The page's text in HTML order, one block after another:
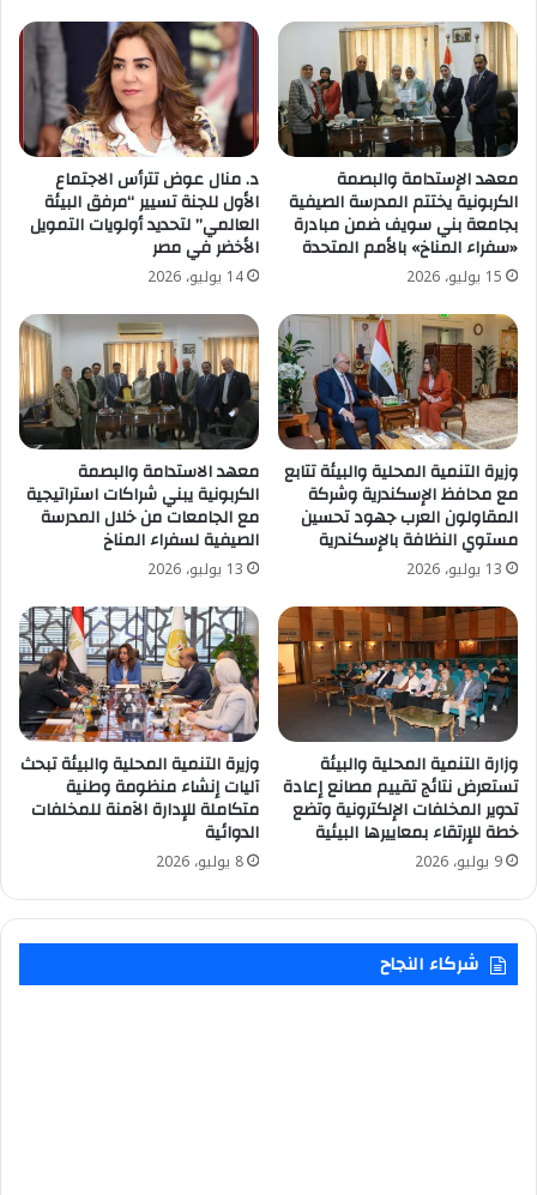
معهد الإستدامة والبصمة
الكربونية يختتم المدرسة الصيفية
بجامعة بني سويف ضمن مبادرة
«سفراء المناخ» بالأمم المتحدة
15 يوليو، 2026
د. منال عوض تترأس الاجتماع
الأول للجنة تسيير “مرفق البيئة
العالمي” لتحديد أولويات التمويل
الأخضر في مصر
14 يوليو، 2026
وزيرة التنمية المحلية والبيئة تتابع
مع محافظ الإسكندرية وشركة
المقاولون العرب جهود تحسين
مستوي النظافة بالإسكندرية
13 يوليو، 2026
معهد الاستدامة والبصمة
الكربونية يبني شراكات استراتيجية
مع الجامعات من خلال المدرسة
الصيفية لسفراء المناخ
13 يوليو، 2026
وزارة التنمية المحلية والبيئة
تستعرض نتائج تقييم مصانع إعادة
تدوير المخلفات الإلكترونية وتضع
خطة للإرتقاء بمعاييرها البيئية
9 يوليو، 2026
وزيرة التنمية المحلية والبيئة تبحث
آليات إنشاء منظومة وطنية
متكاملة للإدارة الآمنة للمخلفات
الدوائية
8 يوليو، 2026
شركاء النجاح